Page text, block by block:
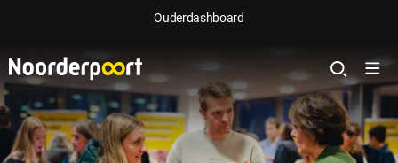
Ouderdashboard